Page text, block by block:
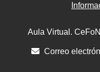
Aula Virtual.
Correo